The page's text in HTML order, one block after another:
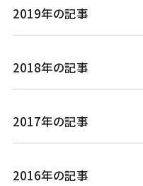
2019年の記事
2018年の記事
2017年の記事
2016年の記事